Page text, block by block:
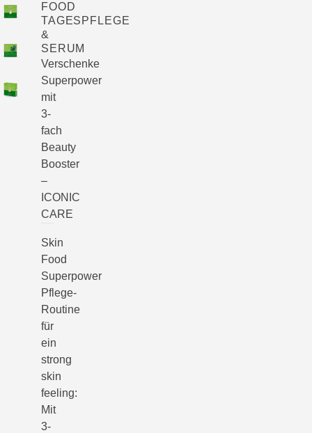
FOOD
TAGESPFLEGE
&
SERUM
Verschenke
Superpower
mit
3-
fach
Beauty
Booster
–
ICONIC
CARE
Skin
Food
Superpower
Pflege-
Routine
für
ein
strong
skin
feeling:
Mit
3-